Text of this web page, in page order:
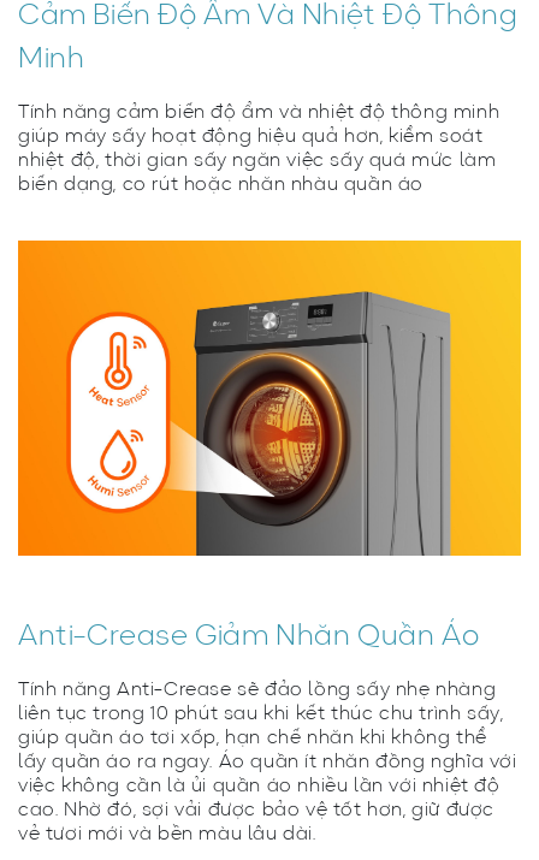
Cảm Biến Độ Ẩm Và Nhiệt Độ Thông
Minh
Tính năng cảm biến độ ẩm và nhiệt độ thông minh
giúp máy sấy hoạt động hiệu quả hơn, kiểm soát
nhiệt độ, thời gian sấy ngăn việc sấy quá mức làm
biến dạng, co rút hoặc nhăn nhàu quần áo
Anti-Crease Giảm Nhăn Quần Áo
Tính năng Anti-Crease sẽ đảo lồng sấy nhẹ nhàng
liên tục trong 10 phút sau khi kết thúc chu trình sấy,
giúp quần áo tơi xốp, hạn chế nhăn khi không thể
lấy quần áo ra ngay. Áo quần ít nhăn đồng nghĩa với
việc không cần là ủi quần áo nhiều lần với nhiệt độ
cao. Nhờ đó, sợi vải được bảo vệ tốt hơn, giữ được
vẻ tươi mới và bền màu lâu dài.